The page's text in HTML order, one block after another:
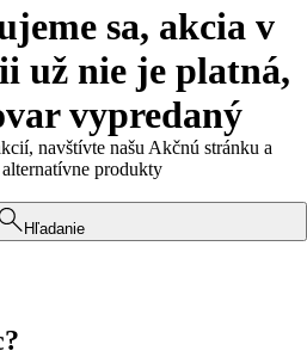
sa, akcia v
už nie je platná,
vypredaný
navštívte našu Akčnú stránku a
produkty
Hľadanie